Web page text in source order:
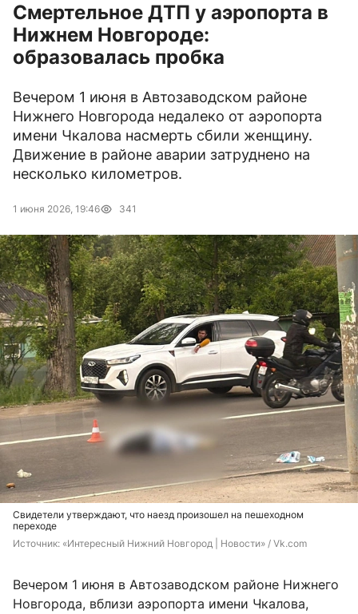
Смертельное ДТП у аэропорта в
Нижнем Новгороде:
образовалась пробка
Вечером 1 июня в Автозаводском районе
Нижнего Новгорода недалеко от аэропорта
имени Чкалова насмерть сбили женщину.
Движение в районе аварии затруднено на
несколько километров.
1 июня 2026, 19:46 341
Свидетели утверждают, что наезд произошел на пешеходном
переходе
Источник: «Интересный Нижний Новгород | Новости» / Vk.com
Вечером 1 июня в Автозаводском районе Нижнего
Новгорода, вблизи аэропорта имени Чкалова,